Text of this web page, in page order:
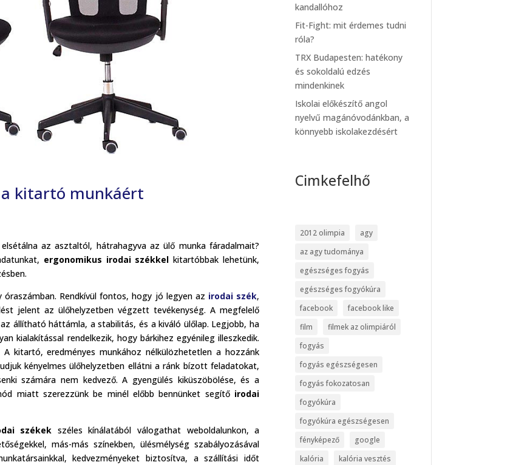
a kitartó munkáért
az asztaltól, hátrahagyva az ülő munka fáradalmait?
ergonomikus irodai székkel kitartóbbak lehetünk,
Rendkívül fontos, hogy jó legyen az irodai szék,
jelent az ülőhelyzetben végzett tevékenység. A megfelelő
állítható háttámla, a stabilitás, és a kiváló ülőlap. Legjobb, ha
kialakítással rendelkezik, hogy bárkihez egyénileg illeszkedik.
kitartó, eredményes munkához nélkülözhetetlen a hozzánk
kényelmes ülőhelyzetben ellátni a ránk bízott feladatokat,
számára nem kedvező. A gyengülés kiküszöbölése, és a
miatt szerezzünk be minél előbb bennünket segítő irodai
székek széles kínálatából válogathat weboldalunkon, a
más-más színekben, ülésmélység szabályozásával
kedvezményeket biztosítva, a szállítási időt
kandallóhoz
Fit-Fight: mit érdemes tudni
róla?
TRX Budapesten: hatékony
és sokoldalú edzés
mindenkinek
Iskolai előkészítő angol
nyelvű magánóvodánkban, a
könnyebb iskolakezdésért
Cimkefelhő
2012 olimpia
agy
az agy tudománya
egészséges fogyás
egészséges fogyókúra
facebook
facebook like
film
filmek az olimpiáról
fogyás
fogyás egészségesen
fogyás fokozatosan
fogyókúra
fogyókúra egészségesen
fényképező
google
kalória
kalória vesztés